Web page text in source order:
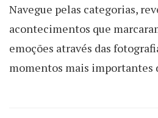
Navegue pelas categorias,
acontecimentos que
emoções através das
momentos mais importantes